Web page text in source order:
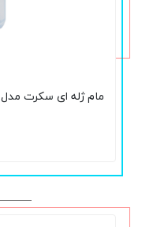
مام ژله ای سکرت مدل Protecting Powder حجم 73 گرم